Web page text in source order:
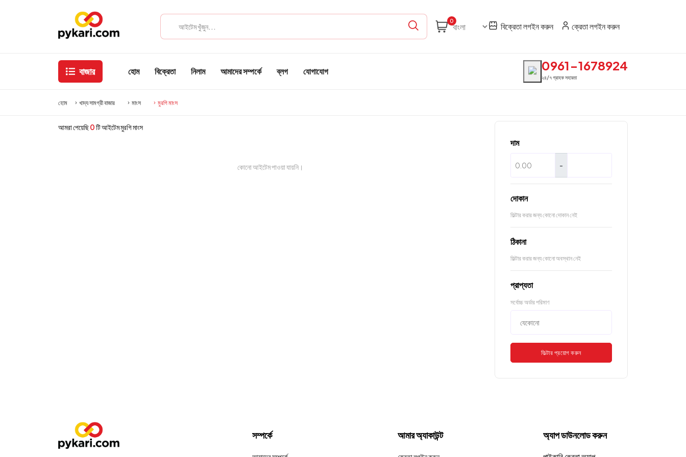
0
বিক্রেতা লগইন করুন ক্রেতা লগইন করুন
বাজার হোম বিক্রেতা নিলাম আমাদের সম্পর্কে ব্লগ যোগাযোগ 0961-1678924
২৪/৭ গ্রাহক সহায়তা
হোম খাদ্য সামগ্রী বাজার মাংস মুরগি মাংস
আমরা পেয়েছি0টি আইটেম মুরগি মাংস
কোনো আইটেম পাওয়া যায়নি।
দাম
-
দোকান
ফিল্টার করার জন্য কোনো দোকান নেই
ঠিকানা
ফিল্টার করার জন্য কোনো অবস্থান নেই
প্রাপ্যতা
সর্বোচ্চ অর্ডার পরিমাণ
ফিল্টার প্রয়োগ করুন
সম্পর্কে আমার অ্যাকাউন্ট অ্যাপ ডাউনলোড করুন